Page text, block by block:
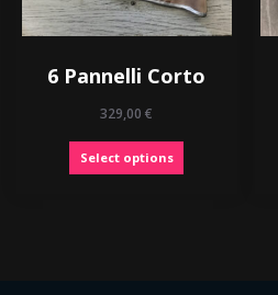
6 Pannelli Corto
329,00€
Select options